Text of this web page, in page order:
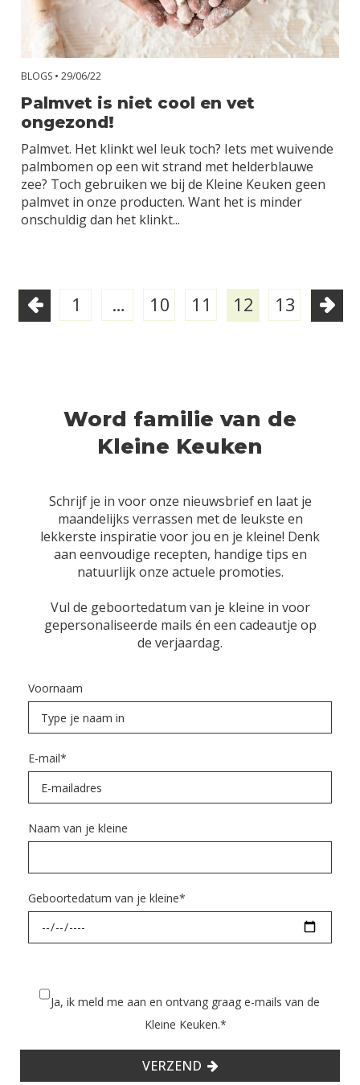
BLOGS • 29/06/22
Palmvet is niet cool en vet
ongezond!
Palmvet. Het klinkt wel leuk toch? Iets met wuivende
palmbomen op een wit strand met helderblauwe
zee? Toch gebruiken we bij de Kleine Keuken geen
palmvet in onze producten. Want het is minder
onschuldig dan het klinkt...
1 … 10 11 12 13
Word familie van de
Kleine Keuken
Schrijf je in voor onze nieuwsbrief en laat je
maandelijks verrassen met de leukste en
lekkerste inspiratie voor jou en je kleine! Denk
aan eenvoudige recepten, handige tips en
natuurlijk onze actuele promoties.
Vul de geboortedatum van je kleine in voor
gepersonaliseerde mails én een cadeautje op
de verjaardag.
Voornaam
E-mail*
Naam van je kleine
Geboortedatum van je kleine*
Ja, ik meld me aan en ontvang graag e-mails van de
Kleine Keuken.*
VERZEND